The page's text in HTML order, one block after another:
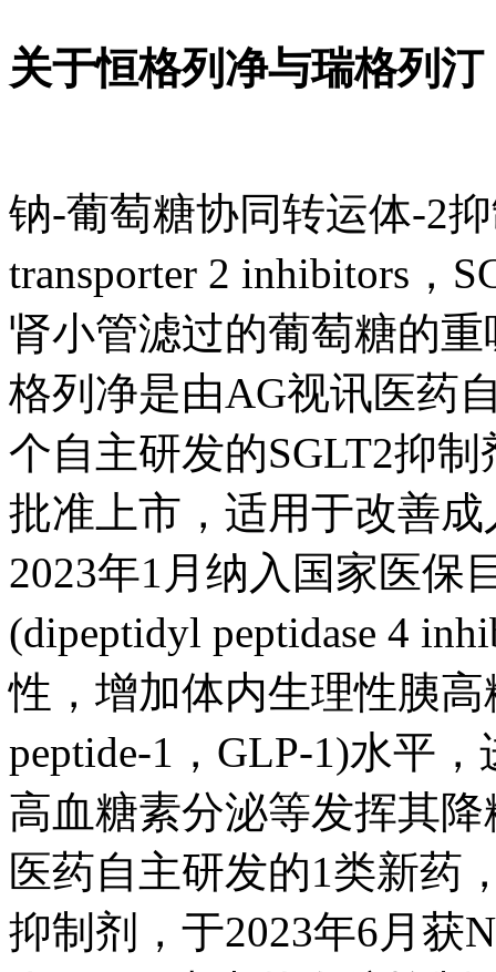
关于恒格列净与瑞格列汀
钠-葡萄糖协同转运体-2
transporter 2 inhibitors，
肾小管滤过的葡萄糖的
格列净是由AG视讯医药
个自主研发的SGLT2抑
批准上市，适用于改善
2023年1月纳入国家医保
(dipeptidyl peptidase 4
性，增加体内生理性胰高
peptide-1，GLP-1)水平
高血糖素分泌等发挥其
医药自主研发的1类新药
抑制剂，于2023年6月获